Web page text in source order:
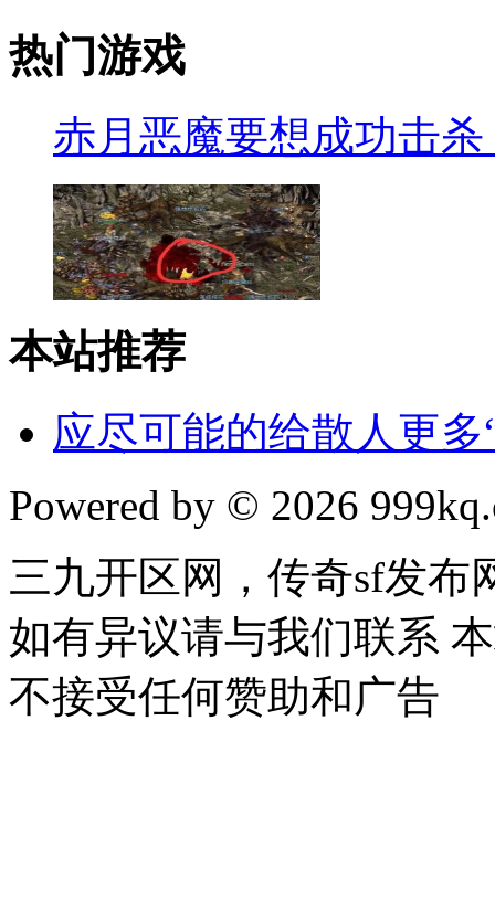
热门游戏
赤月恶魔要想成功击
本站推荐
应尽可能的给散人更多
Powered by © 2026
三九开区网，传奇sf发布
如有异议请与我们联系
不接受任何赞助和广告